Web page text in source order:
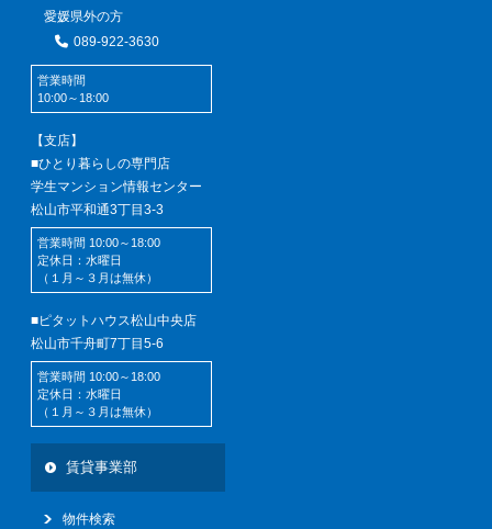
愛媛県外の方
089-922-3630
営業時間
10:00～18:00
【支店】
■ひとり暮らしの専門店
学生マンション情報センター
松山市平和通3丁目3-3
営業時間 10:00～18:00
定休日：水曜日
（１月～３月は無休）
■ピタットハウス松山中央店
松山市千舟町7丁目5-6
営業時間 10:00～18:00
定休日：水曜日
（１月～３月は無休）
賃貸事業部
物件検索